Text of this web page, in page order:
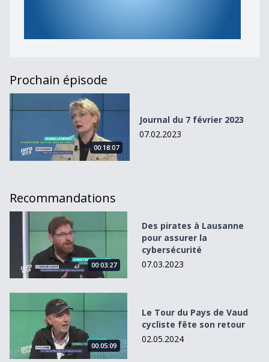
Prochain épisode
Journal du 7 février 2023
00:18:07
Journal du 7 février 2023
07.02.2023
Recommandations
Des pirates à Lausanne pour assurer la cybersécurité
00:03:27
Des pirates à Lausanne
pour assurer la
cybersécurité
07.03.2023
Le Tour du Pays de Vaud cycliste fête son retour
00:05:09
Le Tour du Pays de Vaud
cycliste fête son retour
02.05.2024